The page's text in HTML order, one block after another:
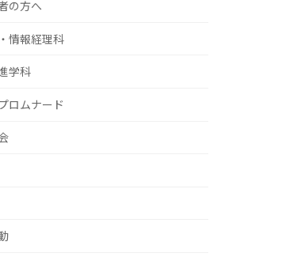
の方へ
情報経理科
学科
ロムナード